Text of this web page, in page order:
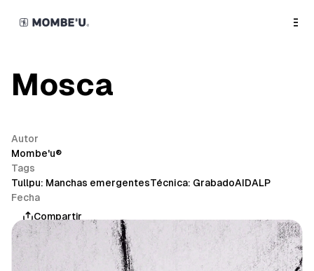
Mosca
Autor
Mombe'u®
Tags
Tullpu: Manchas emergentesTécnica: GrabadoAIDALP
Fecha
mayo 7, 2026
Compartir